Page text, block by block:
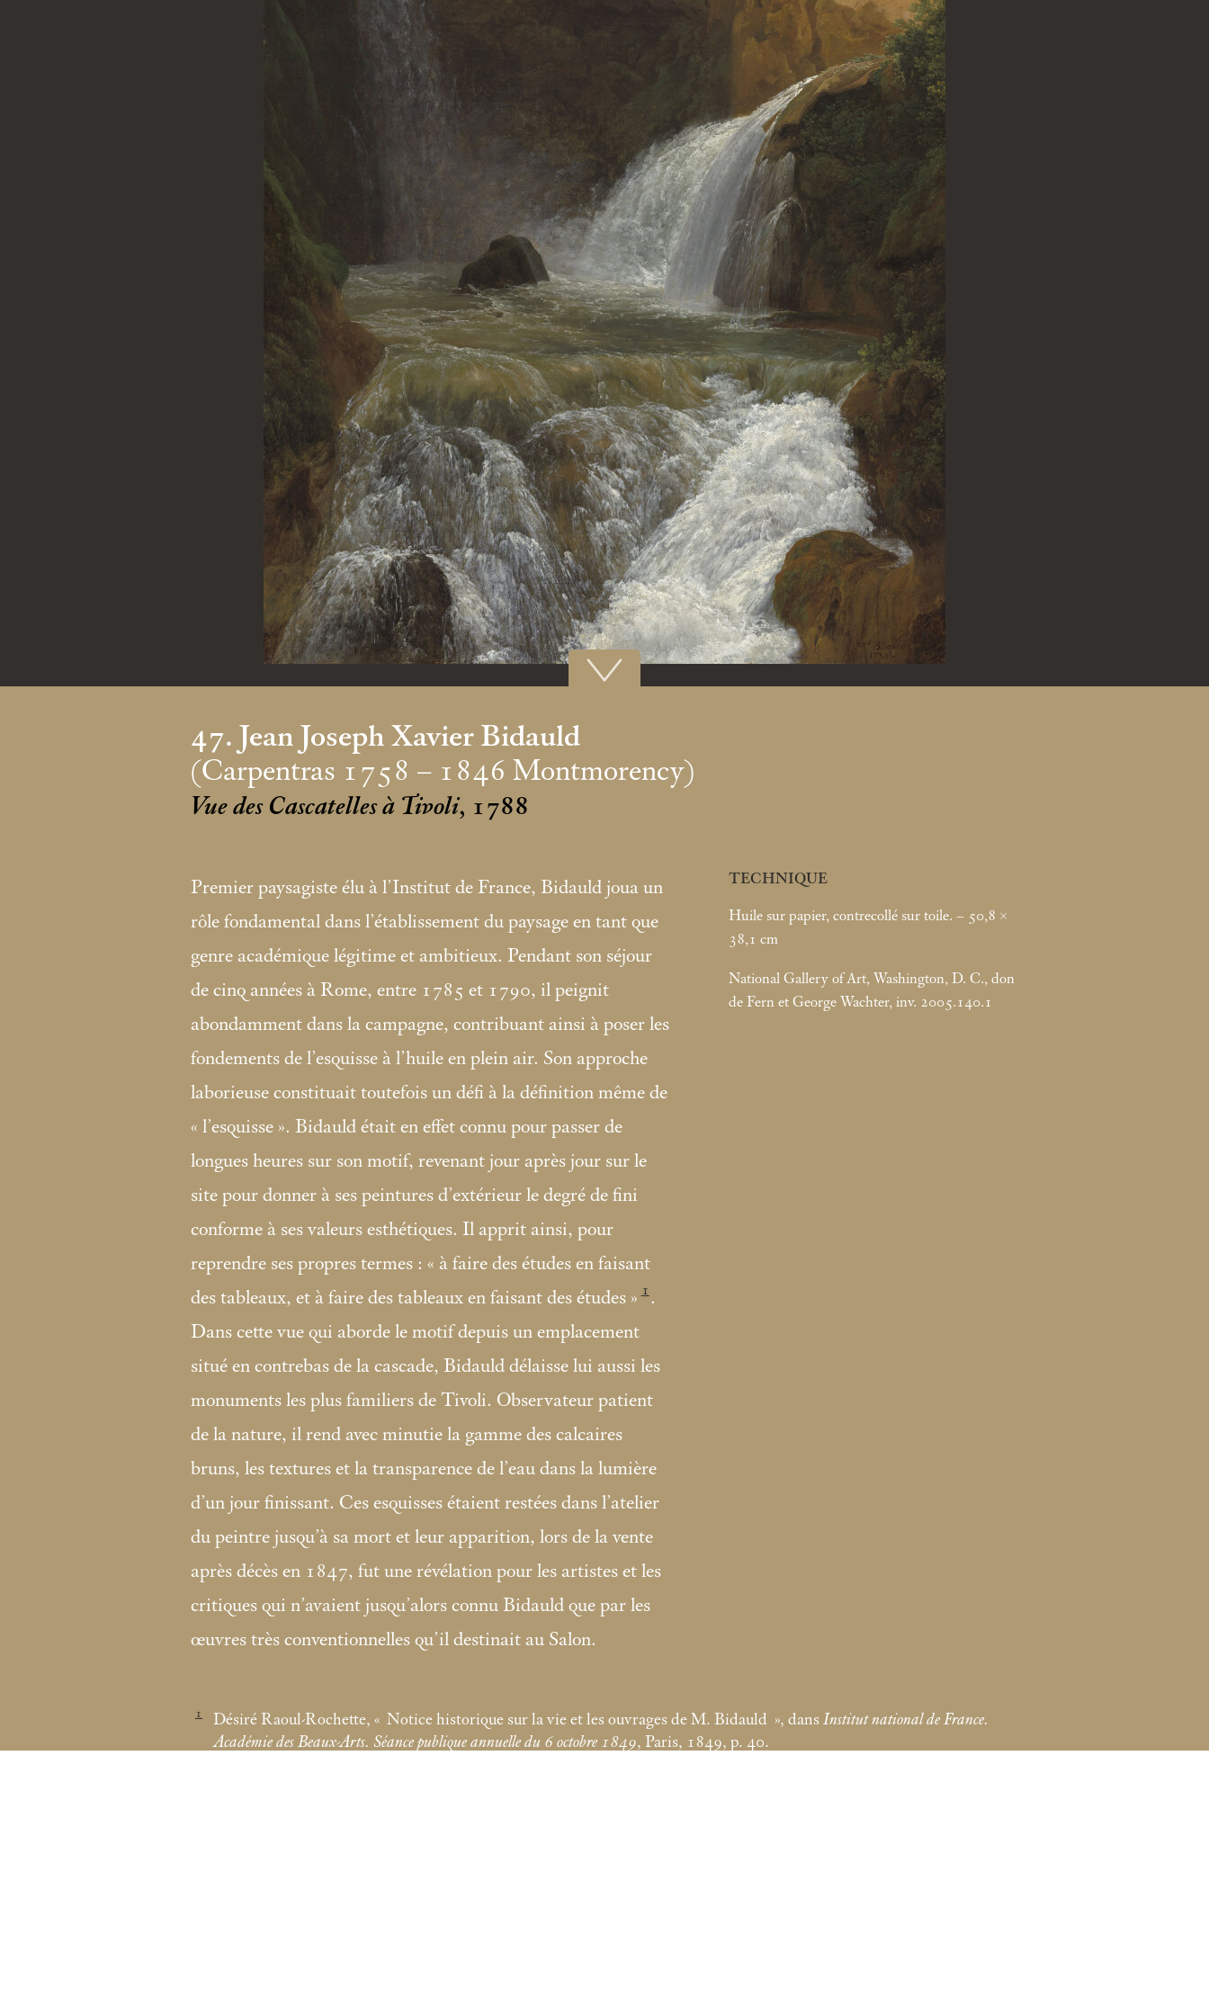
47. Jean Joseph Xavier Bidauld
(Carpentras 1758 – 1846 Montmorency)
Vue des Cascatelles à Tivoli, 1788
Premier paysagiste élu à l’Institut de France, Bidauld joua un
rôle fondamental dans l’établissement du paysage en tant que
genre académique légitime et ambitieux. Pendant son séjour
de cinq années à Rome, entre 1785 et 1790, il peignit
abondamment dans la campagne, contribuant ainsi à poser les
fondements de l’esquisse à l’huile en plein air. Son approche
laborieuse constituait toutefois un défi à la définition même de
« l’esquisse ». Bidauld était en effet connu pour passer de
longues heures sur son motif, revenant jour après jour sur le
site pour donner à ses peintures d’extérieur le degré de fini
conforme à ses valeurs esthétiques. Il apprit ainsi, pour
reprendre ses propres termes : « à faire des études en faisant
des tableaux, et à faire des tableaux en faisant des études » 1 .
Dans cette vue qui aborde le motif depuis un emplacement
situé en contrebas de la cascade, Bidauld délaisse lui aussi les
monuments les plus familiers de Tivoli. Observateur patient
de la nature, il rend avec minutie la gamme des calcaires
bruns, les textures et la transparence de l’eau dans la lumière
d’un jour finissant. Ces esquisses étaient restées dans l’atelier
du peintre jusqu’à sa mort et leur apparition, lors de la vente
après décès en 1847, fut une révélation pour les artistes et les
critiques qui n’avaient jusqu’alors connu Bidauld que par les
œuvres très conventionnelles qu’il destinait au Salon.
TECHNIQUE
Huile sur papier, contrecollé sur toile. – 50,8 ×
38,1 cm
National Gallery of Art, Washington, D. C., don
de Fern et George Wachter, inv. 2005.140.1
1 Désiré Raoul-Rochette, « Notice historique sur la vie et les ouvrages de M. Bidauld », dans Institut national de France.
Académie des Beaux-Arts. Séance publique annuelle du 6 octobre 1849, Paris, 1849, p. 40.